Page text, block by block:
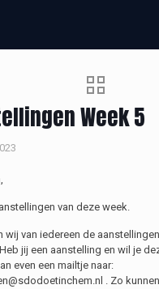
Week 5
van deze week.
wij van iedereen de
jij een aanstelling en wil je
even een mailtje naar:
. Zo